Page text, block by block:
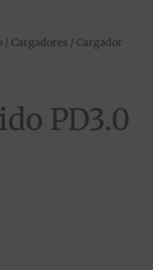
/ Cargadores / Cargador
PD3.0